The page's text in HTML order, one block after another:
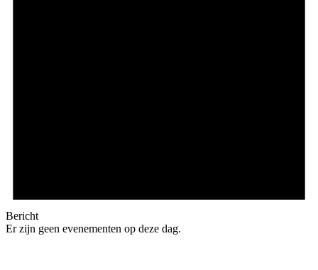
Bericht
Er zijn geen evenementen op deze dag.